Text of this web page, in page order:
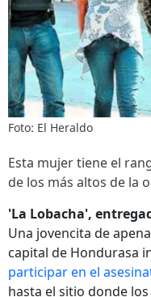
Foto: El Heraldo
Esta mujer tiene el
de los más altos de la
'La Lobacha',
Una jovencita de
capital de Hondurasa
participar en el
hasta el sitio donde